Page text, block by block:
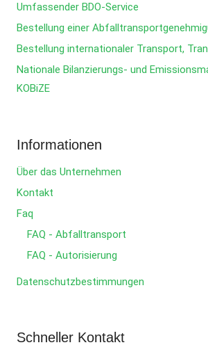
Umfassender BDO-Service
Bestellung einer
Bestellung internationaler Transport,
Nationale Bilanzierungs- und
KOBiZE
Informationen
Über das Unternehmen
Kontakt
Faq
FAQ - Abfalltransport
FAQ - Autorisierung
Datenschutzbestimmungen
Schneller Kontakt